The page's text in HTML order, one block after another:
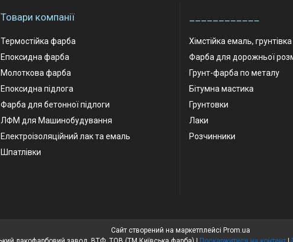
Товари компанії
Термостійка фарба
Епоксидна фарба
Молоткова фарба
Епоксидна підлога
Фарба для бетонної підлоги
ЛФМ для Машинобудування
Електроізоляційний лак та емаль
Шпатлівки
Хімстійка емаль,
Фарба для дорожньої
Грунт-фарба по металу
Бітумна мастика
Грунтовки
Лаки
Розчинники
Сайт створений на маркетплейсі Prom.ua